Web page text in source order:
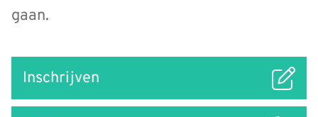
gaan.
naar
Inschrijven